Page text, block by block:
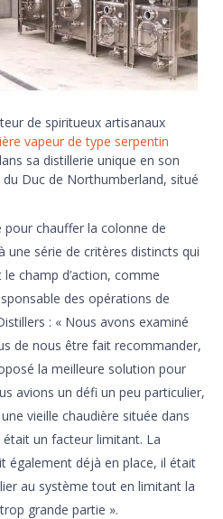
de spiritueux artisanaux
vapeur de type serpentin
sa distillerie unique en son
Duc de Northumberland, situé
pour chauffer la colonne de
une série de critères distincts qui
champ d’action, comme
des opérations de
: « Nous avons examiné
de nous être fait recommander,
la meilleure solution pour
avions un défi un peu particulier,
vieille chaudière située dans
était un facteur limitant. La
également déjà en place, il était
au système tout en limitant la
grande partie ».